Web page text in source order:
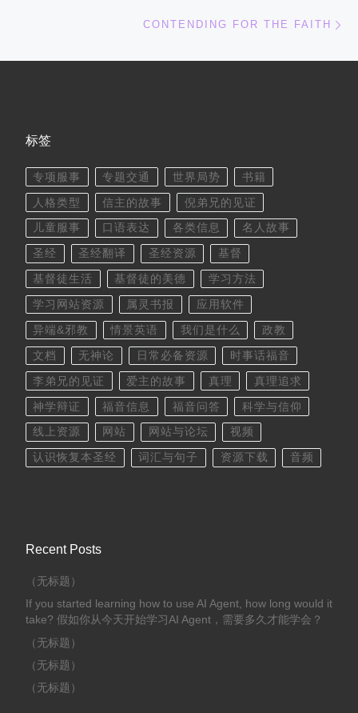
CONTENDING FOR THE FAITH
标签
专项服事 专题交通 世界局势 书籍
人格类型 信主的故事 倪弟兄的见证
儿童服事 口语表达 各类信息 名人故事
圣经 圣经翻译 圣经资源 基督
基督徒生活 基督徒的美德 学习方法
学习网站资源 属灵书报 应用软件
异端&邪教 情景英语 我们是什么 政教
文档 无神论 日常必备资源 时事话福音
李弟兄的见证 爱主的故事 真理 真理追求
神学辩证 福音信息 福音问答 科学与信仰
线上资源 网站 网站与论坛 视频
认识恢复本圣经 词汇与句子 资源下载 音频
Recent Posts
（无标题）
If you started learning how to use AI Agent, how long would it
take? 假如你从今天开始学习AI Agent，需要多久才能学会？
（无标题）
（无标题）
（无标题）